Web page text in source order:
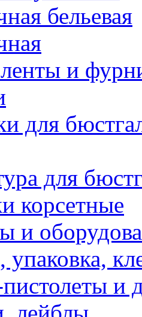
бельевая
и
для
для
корсетные
и
и